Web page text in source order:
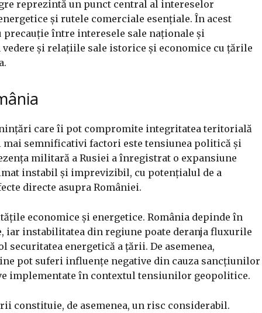
reprezintă un punct central al intereselor
și rutele comerciale esențiale. În acest
precauție între interesele sale naționale și
și relațiile sale istorice și economice cu țările
care îi pot compromite integritatea teritorială
semnificativi factori este tensiunea politică și
militară a Rusiei a înregistrat o expansiune
instabil și imprevizibil, cu potențialul de a
directe asupra României.
economice și energetice. România depinde în
iar instabilitatea din regiune poate deranja fluxurile
securitatea energetică a țării. De asemenea,
pot suferi influențe negative din cauza sancțiunilor
implementate în contextul tensiunilor geopolitice.
constituie, de asemenea, un risc considerabil.